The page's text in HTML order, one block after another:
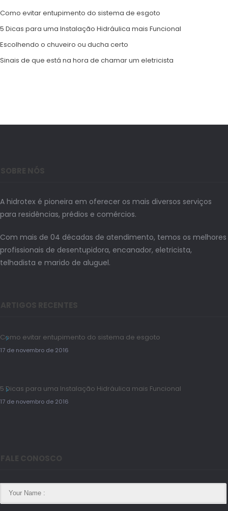
Como evitar entupimento do sistema de esgoto
5 Dicas para uma Instalação Hidráulica mais Funcional
Escolhendo o chuveiro ou ducha certo
Sinais de que está na hora de chamar um eletricista
A hidrotex é pioneira em oferecer os mais diversos serviços
para residências, prédios e comércios.
Com mais de 04 décadas de atendimento, temos os melhores
profissionais de desentupidora, encanador, eletricista,
telhadista e marido de aluguel.
Como evitar entupimento do sistema de esgoto
17 de novembro de 2016
5 Dicas para uma Instalação Hidráulica mais Funcional
17 de novembro de 2016